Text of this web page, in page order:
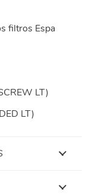
filtros Espa
LT)
LT)